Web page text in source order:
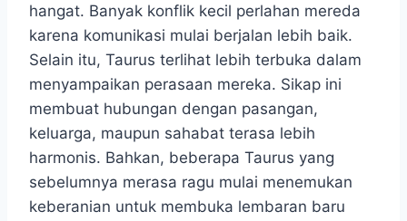
hangat. Banyak konflik kecil perlahan mereda
karena komunikasi mulai berjalan lebih baik.
Selain itu, Taurus terlihat lebih terbuka dalam
menyampaikan perasaan mereka. Sikap ini
membuat hubungan dengan pasangan,
keluarga, maupun sahabat terasa lebih
harmonis. Bahkan, beberapa Taurus yang
sebelumnya merasa ragu mulai menemukan
keberanian untuk membuka lembaran baru